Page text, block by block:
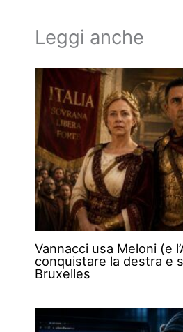
Leggi anche
Vannacci usa Meloni (e
conquistare la destra e
Bruxelles